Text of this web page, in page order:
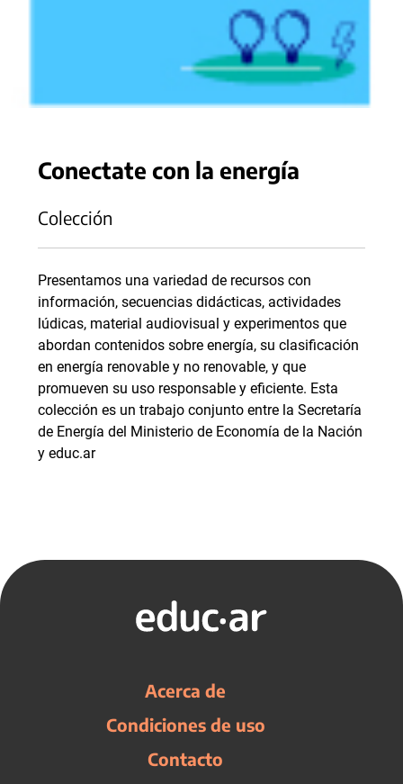
Conectate con la energía
Colección
Presentamos una variedad de recursos con
información, secuencias didácticas, actividades
lúdicas, material audiovisual y experimentos que
abordan contenidos sobre energía, su clasificación
en energía renovable y no renovable, y que
promueven su uso responsable y eficiente. Esta
colección es un trabajo conjunto entre la Secretaría
de Energía del Ministerio de Economía de la Nación
y educ.ar
Acerca de
Condiciones de uso
Contacto